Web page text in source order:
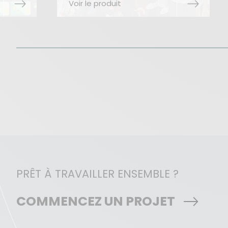
Voir le produit
PRÊT À TRAVAILLER ENSEMBLE ?
COMMENCEZ UN PROJET